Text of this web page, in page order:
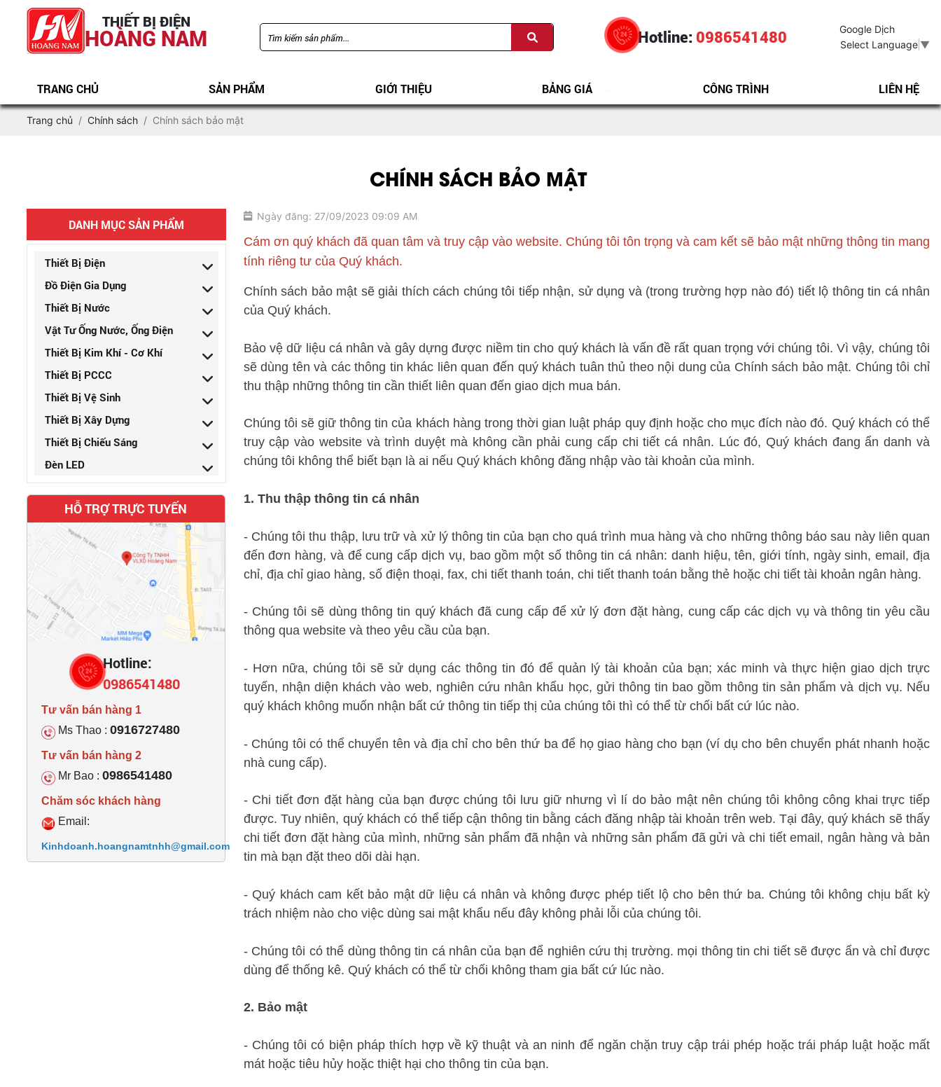
THIẾT BỊ ĐIỆN
HOÀNG NAM Hotline: 0986541480
Google Dịch
Select Language ▼
TRANG CHỦ SẢN PHẨM GIỚI THIỆU BẢNG GIÁ CÔNG TRÌNH LIÊN HỆ
Trang chủ Chính sách Chính sách bảo mật
CHÍNH SÁCH BẢO MẬT
DANH MỤC SẢN PHẨM
Thiết Bị Điện
Đồ Điện Gia Dụng
Thiết Bị Nước
Vật Tư Ống Nước, Ống Điện
Thiết Bị Kim Khí - Cơ Khí
Thiết Bị PCCC
Thiết Bị Vệ Sinh
Thiết Bị Xây Dựng
Thiết Bị Chiếu Sáng
Đèn LED
HỖ TRỢ TRỰC TUYẾN
Hotline:
0986541480
Tư vấn bán hàng 1
Ms Thao : 0916727480
Tư vấn bán hàng 2
Mr Bao : 0986541480
Chăm sóc khách hàng
Email:
Kinhdoanh.hoangnamtnhh@gmail.com
Ngày đăng: 27/09/2023 09:09 AM
Cám ơn quý khách đã quan tâm và truy cập vào website. Chúng tôi tôn trọng và cam kết sẽ bảo mật những thông tin mang
tính riêng tư của Quý khách.
Chính sách bảo mật sẽ giải thích cách chúng tôi tiếp nhận, sử dụng và (trong trường hợp nào đó) tiết lộ thông tin cá nhân
của Quý khách.
Bảo vệ dữ liệu cá nhân và gây dựng được niềm tin cho quý khách là vấn đề rất quan trọng với chúng tôi. Vì vậy, chúng tôi
sẽ dùng tên và các thông tin khác liên quan đến quý khách tuân thủ theo nội dung của Chính sách bảo mật. Chúng tôi chỉ
thu thập những thông tin cần thiết liên quan đến giao dịch mua bán.
Chúng tôi sẽ giữ thông tin của khách hàng trong thời gian luật pháp quy định hoặc cho mục đích nào đó. Quý khách có thể
truy cập vào website và trình duyệt mà không cần phải cung cấp chi tiết cá nhân. Lúc đó, Quý khách đang ẩn danh và
chúng tôi không thể biết bạn là ai nếu Quý khách không đăng nhập vào tài khoản của mình.
1. Thu thập thông tin cá nhân
- Chúng tôi thu thập, lưu trữ và xử lý thông tin của bạn cho quá trình mua hàng và cho những thông báo sau này liên quan
đến đơn hàng, và để cung cấp dịch vụ, bao gồm một số thông tin cá nhân: danh hiệu, tên, giới tính, ngày sinh, email, địa
chỉ, địa chỉ giao hàng, số điện thoại, fax, chi tiết thanh toán, chi tiết thanh toán bằng thẻ hoặc chi tiết tài khoản ngân hàng.
- Chúng tôi sẽ dùng thông tin quý khách đã cung cấp để xử lý đơn đặt hàng, cung cấp các dịch vụ và thông tin yêu cầu
thông qua website và theo yêu cầu của bạn.
- Hơn nữa, chúng tôi sẽ sử dụng các thông tin đó để quản lý tài khoản của bạn; xác minh và thực hiện giao dịch trực
tuyến, nhận diện khách vào web, nghiên cứu nhân khẩu học, gửi thông tin bao gồm thông tin sản phẩm và dịch vụ. Nếu
quý khách không muốn nhận bất cứ thông tin tiếp thị của chúng tôi thì có thể từ chối bất cứ lúc nào.
- Chúng tôi có thể chuyển tên và địa chỉ cho bên thứ ba để họ giao hàng cho bạn (ví dụ cho bên chuyển phát nhanh hoặc
nhà cung cấp).
- Chi tiết đơn đặt hàng của bạn được chúng tôi lưu giữ nhưng vì lí do bảo mật nên chúng tôi không công khai trực tiếp
được. Tuy nhiên, quý khách có thể tiếp cận thông tin bằng cách đăng nhập tài khoản trên web. Tại đây, quý khách sẽ thấy
chi tiết đơn đặt hàng của mình, những sản phẩm đã nhận và những sản phẩm đã gửi và chi tiết email, ngân hàng và bản
tin mà bạn đặt theo dõi dài hạn.
- Quý khách cam kết bảo mật dữ liệu cá nhân và không được phép tiết lộ cho bên thứ ba. Chúng tôi không chịu bất kỳ
trách nhiệm nào cho việc dùng sai mật khẩu nếu đây không phải lỗi của chúng tôi.
- Chúng tôi có thể dùng thông tin cá nhân của bạn để nghiên cứu thị trường. mọi thông tin chi tiết sẽ được ẩn và chỉ được
dùng để thống kê. Quý khách có thể từ chối không tham gia bất cứ lúc nào.
2. Bảo mật
- Chúng tôi có biện pháp thích hợp về kỹ thuật và an ninh để ngăn chặn truy cập trái phép hoặc trái pháp luật hoặc mất
mát hoặc tiêu hủy hoặc thiệt hại cho thông tin của bạn.